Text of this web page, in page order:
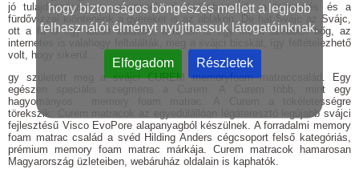
hogy biztonságos böngészés mellett a legjobb
felhasználói élményt nyújthassuk látogatóinknak.
Elfogadom Részletek
jó tulajdonságai ne vesszenek el, különben oda a fejlesztés és a
fürdővízzel kiöntenénk a gyereket is az ablakon. De hát Svájc az Svájc,
ott a fű is egy kicsit zöldebb, a tehén is egy kicsit szebben bőg, az
internetes is valahogy feltalálták, meg a svájci bicskát, így feltételezhető
volt, hogy sikerül...
gy született meg a svájci CUREM memoryfoam matraccsalád. Egy
egészen speciális szegmens a Curem. A Curem több, mint egy
hagyományos memory foam matrac. A Curem a tökéletességre
törekszik: Curem matracok az egyedülállóan légáteresztő legújabb svájci
fejlesztésű Visco EvoPore alapanyagból készülnek. A forradalmi memory
foam matrac család a svéd Hilding Anders cégcsoport felső kategóriás,
prémium memory foam matrac márkája. Curem matracok hamarosan
Magyarország üzleteiben, webáruház oldalain is kaphatók.